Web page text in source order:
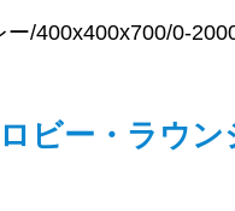
/400x400x700/0-
ロビー・ラウン